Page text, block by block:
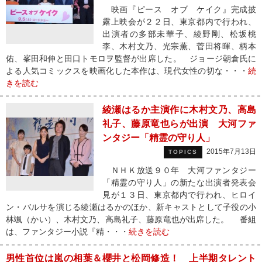
映画『ピース オブ ケイク』完成披
露上映会が２２日、東京都内で行われ、
出演者の多部未華子、綾野剛、松坂桃
李、木村文乃、光宗薫、菅田将暉、柄本
佑、峯田和伸と田口トモロヲ監督が出席した。 ジョージ朝倉氏に
よる人気コミックスを映画化した本作は、現代女性の切な・・・ 続
きを読む
綾瀬はるか主演作に木村文乃、高島
礼子、藤原竜也らが出演 大河ファ
ンタジー「精霊の守り人」
TOPICS 2015年7月13日
ＮＨＫ放送９０年 大河ファンタジー
「精霊の守り人」の新たな出演者発表会
見が１３日、東京都内で行われ、ヒロイ
ン・バルサを演じる綾瀬はるかのほか、新キャストとして子役の小
林颯（かい）、木村文乃、高島礼子、藤原竜也が出席した。 番組
は、ファンタジー小説『精・・・ 続きを読む
男性首位は嵐の相葉＆櫻井と松岡修造！ 上半期タレント